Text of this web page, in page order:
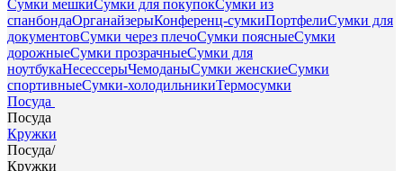
Сумки мешкиСумки для покупокСумки из
спанбондаОрганайзерыКонференц-сумкиПортфелиСумки для
документовСумки через плечоСумки поясныеСумки
дорожныеСумки прозрачныеСумки для
ноутбукаНесессерыЧемоданыСумки женскиеСумки
спортивныеСумки-холодильникиТермосумки
Посуда
Посуда
Кружки
Посуда/
Кружки